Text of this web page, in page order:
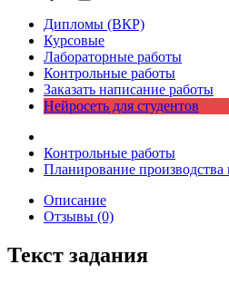
Дипломы (ВКР)
Курсовые
Лабораторные работы
Контрольные работы
Заказать написание работы
Нейросеть для студентов
Контрольные работы
Планирование
Описание
Отзывы (0)
Текст задания